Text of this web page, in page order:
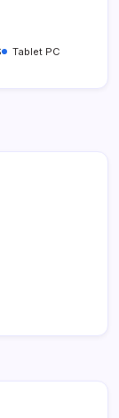
Tablet PC